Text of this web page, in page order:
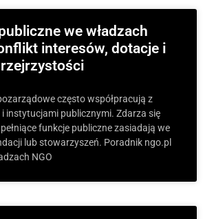
we władzach
interesów, dotacje i
często współpracują z
instytucjami publicznymi. Zdarza się
funkcje publiczne zasiadają we
lub stowarzyszeń. Poradnik ngo.pl
NGO